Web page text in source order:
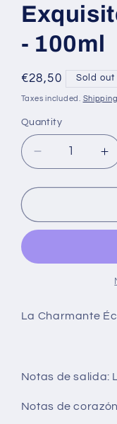
- 100ml
Regular
price
€28,50 Sold out
Taxes included. Shipping
Quantity
Decrease
quantity
for
Charmante
Éclatant
Maison
árabe
Exquisito
de
La Charmante
Notas de salida:
Notas de